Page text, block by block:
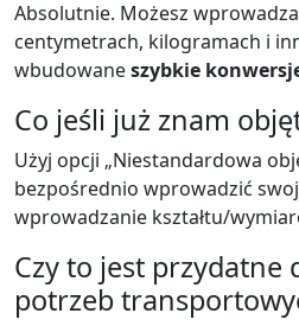
Absolutnie. Możesz
centymetrach, kilogramach i
wbudowaneszybkie
Co jeśli już znam
Użyj opcji „Niestandardowa
bezpośrednio wprowadzić
wprowadzanie kształtu/
Czy to jest przydatne
potrzeb